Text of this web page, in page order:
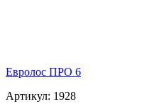
Евролос ПРО 6
Артикул: 1928